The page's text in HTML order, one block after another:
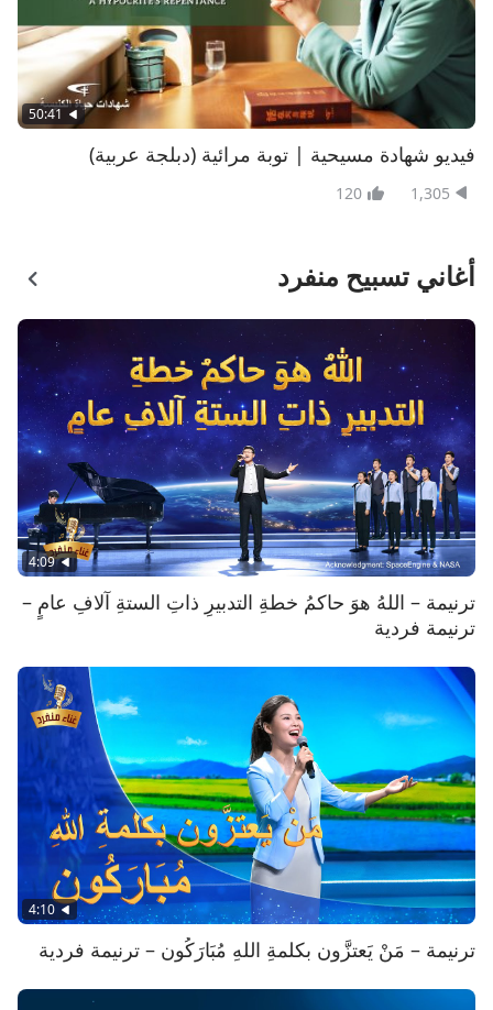
50:41
فيديو شهادة مسيحية | توبة مرائية (دبلجة عربية)
1,305
120
أغاني تسبيح منفرد
4:09
ترنيمة – اللهُ هوَ حاكمُ خطةِ التدبيرِ ذاتِ الستةِ آلافِ عامٍ –
ترنيمة فردية
4:10
ترنيمة – مَنْ يَعتزَّون بكلمةِ اللهِ مُبَارَكُون – ترنيمة فردية